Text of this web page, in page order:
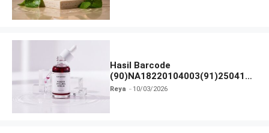
Hasil Barcode
(90)NA18220104003(91)250418
dan Izin BPOM
Reya 10/03/2026